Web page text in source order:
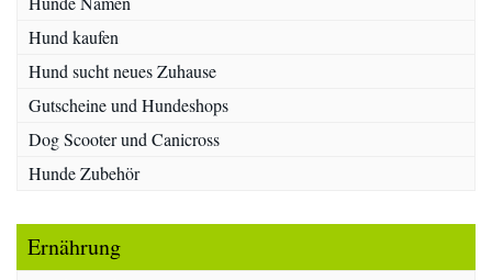
Hund kaufen
Hund sucht neues Zuhause
Gutscheine und Hundeshops
Dog Scooter und Canicross
Hunde Zubehör
Ernährung